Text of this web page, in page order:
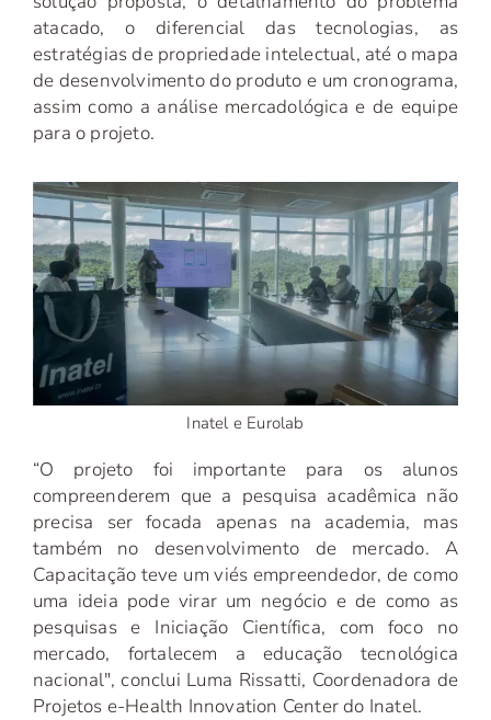
atacado, o diferencial das tecnologias, as
estratégias de propriedade intelectual, até o mapa
de desenvolvimento do produto e um cronograma,
assim como a análise mercadológica e de equipe
para o projeto.
Inatel e Eurolab
“O projeto foi importante para os alunos
compreenderem que a pesquisa acadêmica não
precisa ser focada apenas na academia, mas
também no desenvolvimento de mercado. A
Capacitação teve um viés empreendedor, de como
uma ideia pode virar um negócio e de como as
pesquisas e Iniciação Científica, com foco no
mercado, fortalecem a educação tecnológica
nacional", conclui Luma Rissatti, Coordenadora de
Projetos e-Health Innovation Center do Inatel.